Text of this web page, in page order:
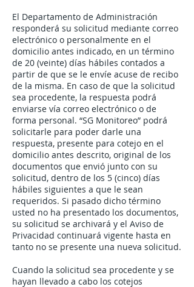
El Departamento de Administración
responderá su solicitud mediante correo
electrónico o personalmente en el
domicilio antes indicado, en un término
de 20 (veinte) días hábiles contados a
partir de que se le envíe acuse de recibo
de la misma. En caso de que la solicitud
sea procedente, la respuesta podrá
enviarse vía correo electrónico o de
forma personal. “SG Monitoreo” podrá
solicitarle para poder darle una
respuesta, presente para cotejo en el
domicilio antes descrito, original de los
documentos que envió junto con su
solicitud, dentro de los 5 (cinco) días
hábiles siguientes a que le sean
requeridos. Si pasado dicho término
usted no ha presentado los documentos,
su solicitud se archivará y el Aviso de
Privacidad continuará vigente hasta en
tanto no se presente una nueva solicitud.
Cuando la solicitud sea procedente y se
hayan llevado a cabo los cotejos